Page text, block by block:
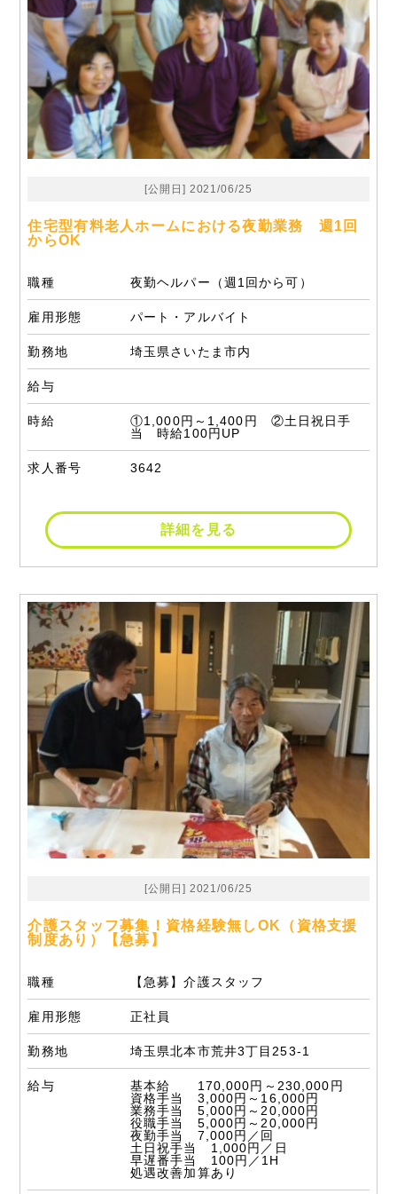
[公開日] 2021/06/25
住宅型有料老人ホームにおける夜勤業務 週1回
からOK
職種 夜勤ヘルパー（週1回から可）
雇用形態 パート・アルバイト
勤務地 埼玉県さいたま市内
給与
時給
①1,000円～1,400円 ②土日祝日手
当 時給100円UP
求人番号 3642
詳細を見る
[公開日] 2021/06/25
介護スタッフ募集！資格経験無しOK（資格支援
制度あり）【急募】
職種 【急募】介護スタッフ
雇用形態 正社員
勤務地 埼玉県北本市荒井3丁目253-1
給与
基本給 170,000円～230,000円
資格手当 3,000円～16,000円
業務手当 5,000円～20,000円
役職手当 5,000円～20,000円
夜勤手当 7,000円／回
土日祝手当 1,000円／日
早遅番手当 100円／1H
処遇改善加算あり